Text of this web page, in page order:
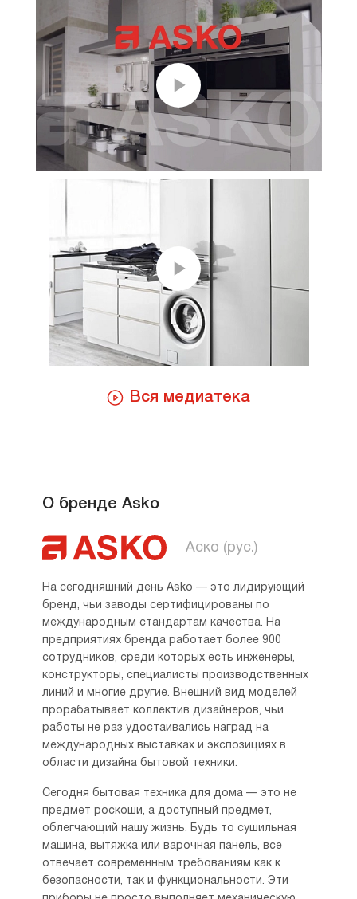
Вся медиатека
О бренде Asko
Аско (рус.)
На сегодняшний день Asko — это лидирующий
бренд, чьи заводы сертифицированы по
международным стандартам качества. На
предприятиях бренда работает более 900
сотрудников, среди которых есть инженеры,
конструкторы, специалисты производственных
линий и многие другие. Внешний вид моделей
прорабатывает коллектив дизайнеров, чьи
работы не раз удостаивались наград на
международных выставках и экспозициях в
области дизайна бытовой техники.
Сегодня бытовая техника для дома — это не
предмет роскоши, а доступный предмет,
облегчающий нашу жизнь. Будь то сушильная
машина, вытяжка или варочная панель, все
отвечает современным требованиям как к
безопасности, так и функциональности. Эти